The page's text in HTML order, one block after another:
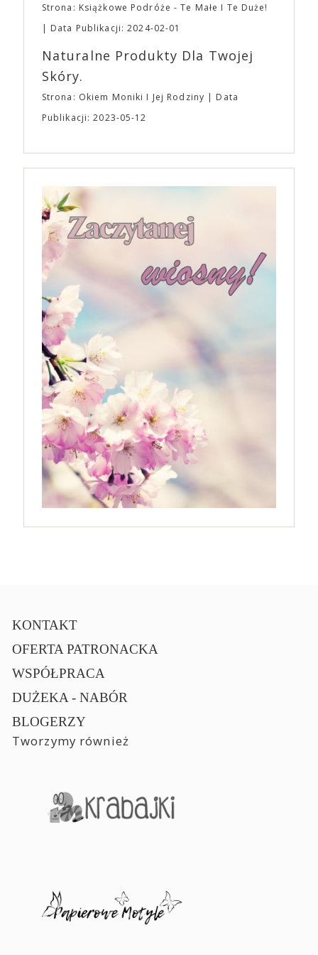
Strona: Książkowe Podróże - Te Małe I Te Duże!
Data Publikacji: 2024-02-01
Naturalne Produkty Dla Twojej
Skóry.
Strona: Okiem Moniki I Jej Rodziny
Data
Publikacji: 2023-05-12
KONTAKT
OFERTA PATRONACKA
WSPÓŁPRACA
DUŻEKA - NABÓR
BLOGERZY
Tworzymy również